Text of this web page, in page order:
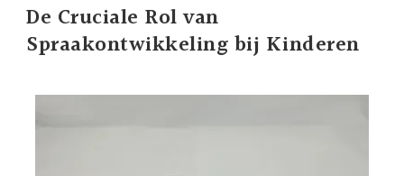
De Cruciale Rol van
Spraakontwikkeling bij Kinderen